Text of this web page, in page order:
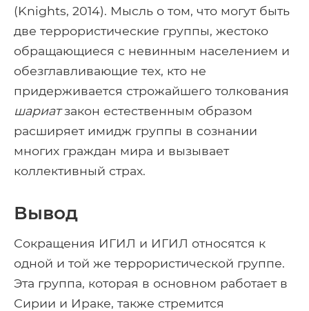
(Knights, 2014). Мысль о том, что могут быть
две террористические группы, жестоко
обращающиеся с невинным населением и
обезглавливающие тех, кто не
придерживается строжайшего толкования
шариатзакон естественным образом
расширяет имидж группы в сознании
многих граждан мира и вызывает
коллективный страх.
Вывод
Сокращения ИГИЛ и ИГИЛ относятся к
одной и той же террористической группе.
Эта группа, которая в основном работает в
Сирии и Ираке, также стремится